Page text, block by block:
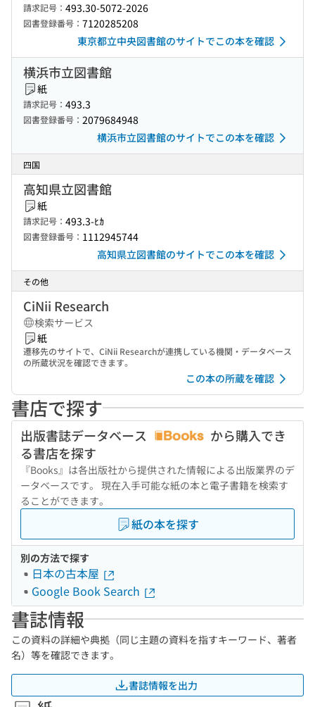
請求記号： 493.30-5072-2026
図書登録番号： 7120285208
東京都立中央図書館のサイトでこの本を確認
横浜市立図書館
紙
請求記号： 493.3
図書登録番号： 2079684948
横浜市立図書館のサイトでこの本を確認
四国
高知県立図書館
紙
請求記号： 493.3-ﾋｶ
図書登録番号： 1112945744
高知県立図書館のサイトでこの本を確認
その他
CiNii Research
検索サービス
紙
遷移先のサイトで、CiNii Researchが連携している機関・データベース
の所蔵状況を確認できます。
この本の所蔵を確認
書店で探す
出版書誌データベース
から購入でき
る書店を探す
『Books』は各出版社から提供された情報による出版業界のデ
ータベースです。 現在入手可能な紙の本と電子書籍を検索す
ることができます。
紙の本を探す
別の方法で探す
日本の古本屋
Google Book Search
書誌情報
この資料の詳細や典拠（同じ主題の資料を指すキーワード、著者
名）等を確認できます。
書誌情報を出力